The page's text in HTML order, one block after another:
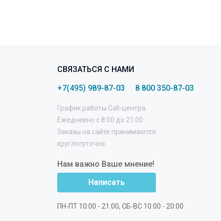
СВЯЗАТЬСЯ С НАМИ
+7(495) 989-87-03
8 800 350-87-03
График работы Call-центра:
Ежедневно с 8:00 до 21:00
Заказы на сайте принимаются
круглосуточно
Нам важно Ваше мнение!
Написать
ПН-ПТ 10:00 - 21:00, СБ-ВС 10:00 - 20:00